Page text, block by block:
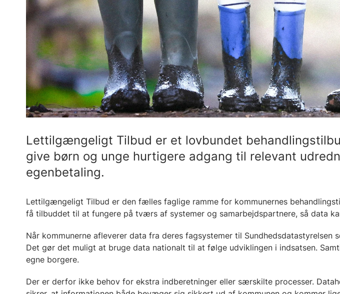
Lettilgængeligt Tilbud er et lovbundet
give børn og unge hurtigere adgang til relevant
egenbetaling.
Lettilgængeligt Tilbud er den fælles faglige ramme for kommunernes
få tilbuddet til at fungere på tværs af systemer og samarbejdspartnere, så data
Når kommunerne afleverer data fra deres fagsystemer til
Det gør det muligt at bruge data nationalt til at følge udviklingen i indsatsen.
egne borgere.
Der er derfor ikke behov for ekstra indberetninger eller særskilte processer.